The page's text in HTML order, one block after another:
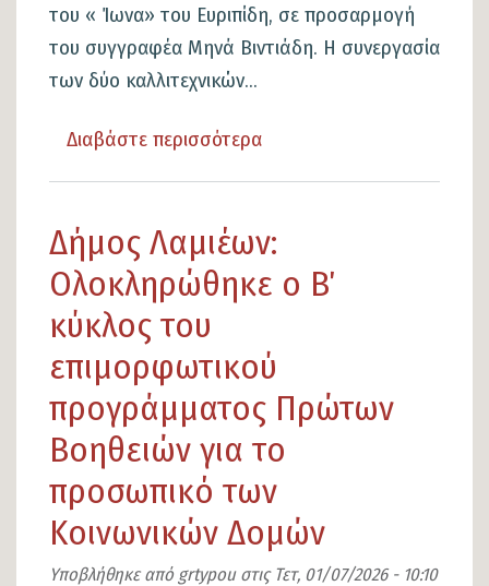
του « Ίωνα» του Ευριπίδη, σε προσαρμογή
του συγγραφέα Μηνά Βιντιάδη. Η συνεργασία
των δύο καλλιτεχνικών...
Διαβάστε περισσότερα
Ίων»
Ευριπίδη
Κάστρο
Λαμίας
στις
7
και
8
Ιουλίου
Δήμος Λαμιέων:
Ολοκληρώθηκε ο Β΄
κύκλος του
επιμορφωτικού
προγράμματος Πρώτων
Βοηθειών για το
προσωπικό των
Κοινωνικών Δομών
Υποβλήθηκε από grtypouστις Τετ, 01/07/2026 - 10:10